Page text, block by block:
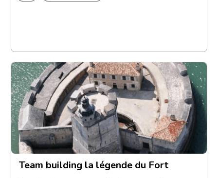
Team building la légende du Fort